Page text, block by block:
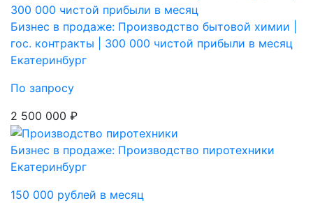
Бизнес в продаже: Производство бытовой химии |
гос. контракты | 300 000 чистой прибыли в месяц
Екатеринбург
По запросу
2 500 000 ₽
Бизнес в продаже: Производство пиротехники
Екатеринбург
150 000 рублей в месяц